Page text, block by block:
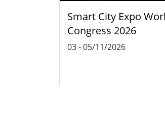
Smart City Expo
Congress 2026
03-05/11/2026